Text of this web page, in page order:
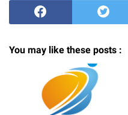
You may like these posts :